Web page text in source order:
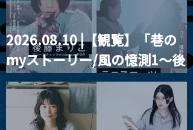
2026.08.10 |【観覧】「巷の
myストーリー/風の憶測1～後
藤まりこアコースティック
violence POPとテニスコー
ツ」